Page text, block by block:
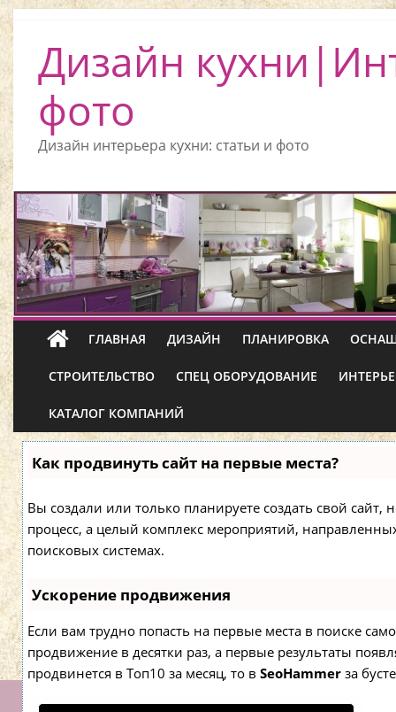
Дизайн
фото
Дизайн интерьера кухни: статьи и фото
ГЛАВНАЯ ДИЗАЙН ПЛАНИРОВКА
СТРОИТЕЛЬСТВО СПЕЦ ОБОРУДОВАНИЕ
КАТАЛОГ КОМПАНИЙ
Как продвинуть сайт на первые места?
Вы создали или только планируете создать свой сайт,
процесс, а целый комплекс мероприятий,
поисковых системах.
Ускорение продвижения
Если вам трудно попасть на первые места в поиске
продвижение в десятки раз, а первые результаты
продвинется в Топ10 за месяц, то в SeoHammerза